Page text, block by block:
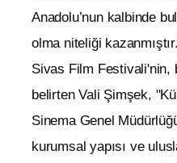
Anadolu’nun kalbinde
olma niteliği
Sivas Film Festivali'nin,
belirten Vali Şimşek,
Sinema Genel
kurumsal yapısı ve